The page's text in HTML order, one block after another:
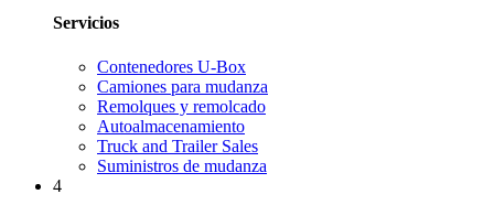
Servicios
Contenedores U-Box
Camiones para mudanza
Remolques y remolcado
Autoalmacenamiento
Truck and Trailer Sales
Suministros de mudanza
4